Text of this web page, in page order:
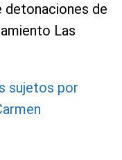
detonaciones de
Las
sujetos por